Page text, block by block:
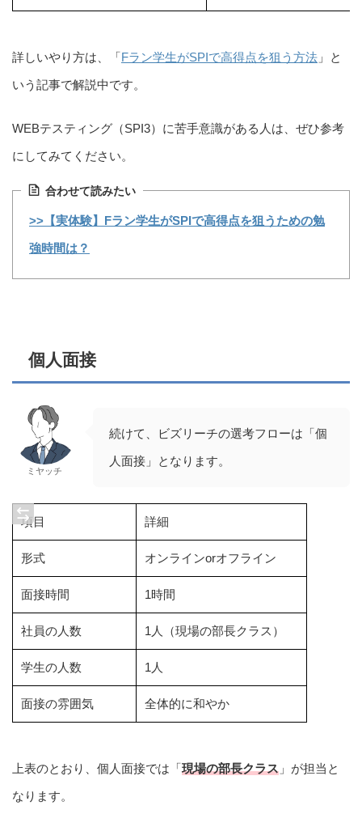
詳しいやり方は、「Fラン学生がSPIで高得点を狙う方法 」と
いう記事で解説中です。
WEBテスティング（SPI3）に苦手意識がある人は、ぜひ参考
にしてみてください。
合わせて読みたい
>>【実体験】Fラン学生がSPIで高得点を狙うための勉
強時間は？
個人面接
ミヤッチ
続けて、ビズリーチの選考フローは「個
人面接」となります。
項目 詳細
形式 オンラインorオフライン
面接時間 1時間
社員の人数 1人（現場の部長クラス）
学生の人数 1人
面接の雰囲気 全体的に和やか
上表のとおり、個人面接では「現場の部長クラス 」が担当と
なります。